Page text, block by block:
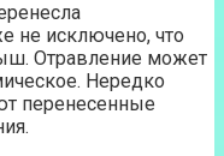
не исключено, что
Отравление может
Нередко
перенесенные